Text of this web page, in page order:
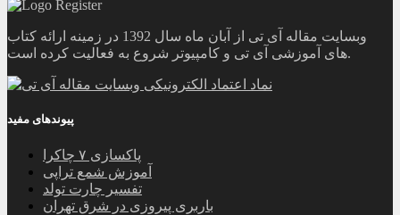
وبسایت مقاله آی تی از آبان ماه سال 1392 در زمینه ارائه کتاب
های آموزشی آی تی و کامپیوتر شروع به فعالیت کرده است.
پیوندهای مفید
پاکسازی ۷ چاکرا
آموزش شمع تراپی
تفسیر چارت تولد
باربری پیروزی در شرق تهران